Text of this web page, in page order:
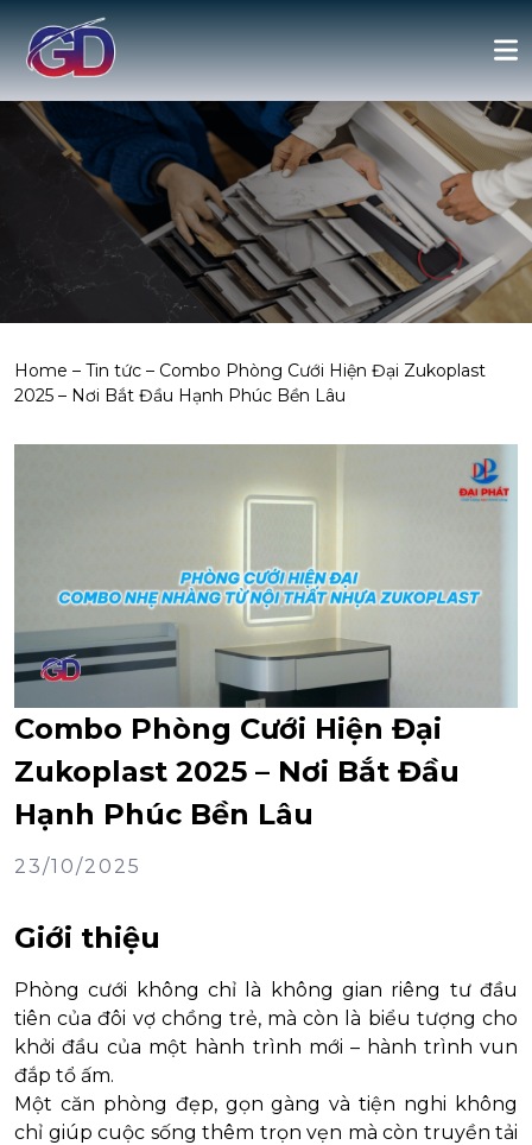
Home – Tin tức – Combo Phòng Cưới Hiện Đại Zukoplast
2025 – Nơi Bắt Đầu Hạnh Phúc Bền Lâu
Combo Phòng Cưới Hiện Đại
Zukoplast 2025 – Nơi Bắt Đầu
Hạnh Phúc Bền Lâu
23/10/2025
Giới thiệu
Phòng cưới không chỉ là không gian riêng tư đầu
tiên của đôi vợ chồng trẻ, mà còn là biểu tượng cho
khởi đầu của một hành trình mới – hành trình vun
đắp tổ ấm.
Một căn phòng đẹp, gọn gàng và tiện nghi không
chỉ giúp cuộc sống thêm trọn vẹn mà còn truyền tải